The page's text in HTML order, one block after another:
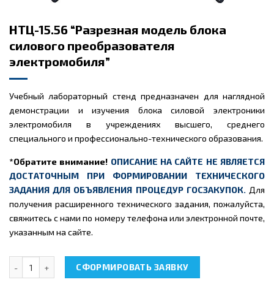
НТЦ-15.56 “Разрезная модель блока
силового преобразователя
электромобиля”
Учебный лабораторный стенд предназначен для наглядной
демонстрации и изучения блока силовой электроники
электромобиля в учреждениях высшего, среднего
специального и профессионально-технического образования.
*Обратите внимание! ОПИСАНИЕ НА САЙТЕ НЕ ЯВЛЯЕТСЯ
ДОСТАТОЧНЫМ ПРИ ФОРМИРОВАНИИ ТЕХНИЧЕСКОГО
ЗАДАНИЯ ДЛЯ ОБЪЯВЛЕНИЯ ПРОЦЕДУР ГОСЗАКУПОК. Для
получения расширенного технического задания, пожалуйста,
свяжитесь с нами по номеру телефона или электронной почте,
указанным на сайте.
Количество товара НТЦ-15.56 "Разрезная модель блока
СФОРМИРОВАТЬ ЗАЯВКУ